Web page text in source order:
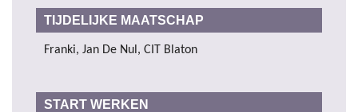
TIJDELIJKE MAATSCHAP
Franki, Jan De Nul, CIT Blaton
START WERKEN